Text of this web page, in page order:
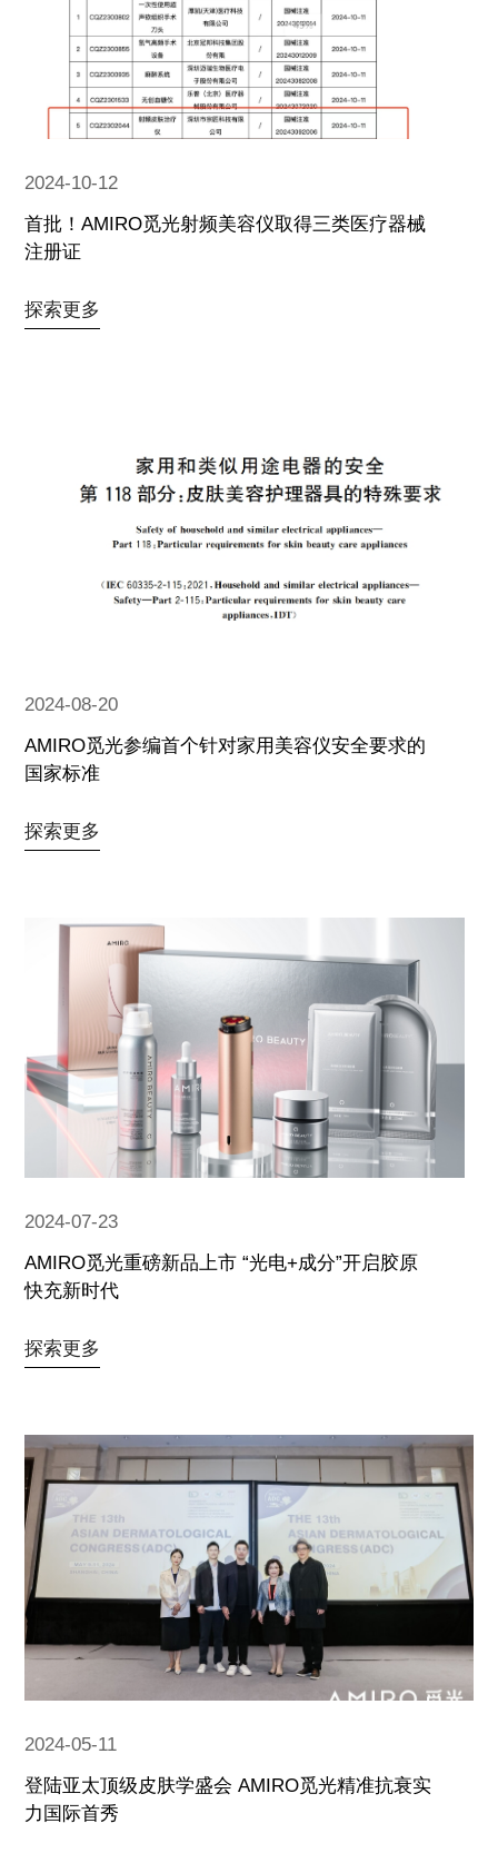
2024-10-12
首批！AMIRO觅光射频美容仪取得三类医疗器械
注册证
探索更多
2024-08-20
AMIRO觅光参编首个针对家用美容仪安全要求的
国家标准
探索更多
2024-07-23
AMIRO觅光重磅新品上市 “光电+成分”开启胶原
快充新时代
探索更多
2024-05-11
登陆亚太顶级皮肤学盛会 AMIRO觅光精准抗衰实
力国际首秀